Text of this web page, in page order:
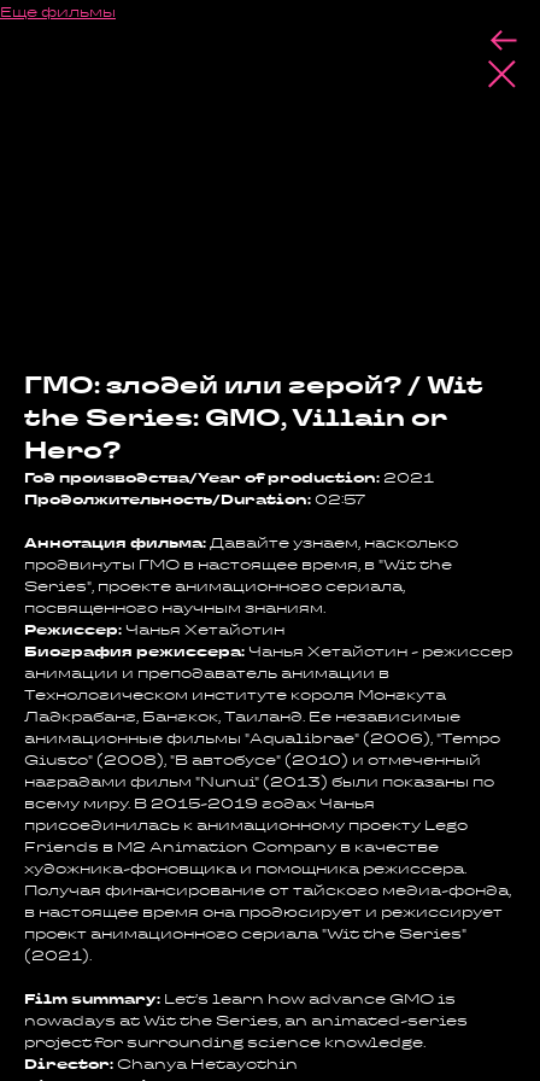
Еще фильмы
ГМО: злодей или герой? / Wit
the Series: GMO, Villain or
Hero?
Год производства/Year of production: 2021
Продолжительность/Duration: 02:57
Аннотация фильма:Давайте узнаем, насколько
продвинуты ГМО в настоящее время, в "Wit the
Series", проекте анимационного сериала,
посвященного научным знаниям.
Режиссер:Чанья Хетайотин
Биография режиссера:Чанья Хетайотин - режиссер
анимации и преподаватель анимации в
Технологическом институте короля Монгкута
Ладкрабанг, Бангкок, Таиланд. Ее независимые
анимационные фильмы "Aqualibrae" (2006), "Tempo
Giusto" (2008), "В автобусе" (2010) и отмеченный
наградами фильм "Nunui" (2013) были показаны по
всему миру. В 2015-2019 годах Чанья
присоединилась к анимационному проекту Lego
Friends в M2 Animation Company в качестве
художника-фоновщика и помощника режиссера.
Получая финансирование от тайского медиа-фонда,
в настоящее время она продюсирует и режиссирует
проект анимационного сериала "Wit the Series"
(2021).
Film summary: Let’s learn how advance GMO is
nowadays at Wit the Series, an animated-series
project for surrounding science knowledge.
Director:Chanya Hetayothin